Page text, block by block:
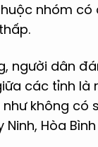
nhóm
người dân
các tỉnh
không
Hòa